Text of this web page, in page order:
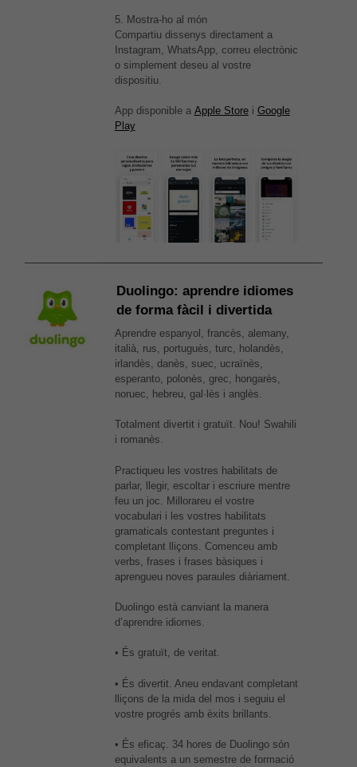
5. Mostra-ho al món
Compartiu dissenys directament a
Instagram, WhatsApp, correu electrònic
o simplement deseu al vostre
dispositiu.
App disponible a Apple Storei Google
Play
Duolingo: aprendre idiomes
de forma fàcil i divertida
Aprendre espanyol, francès, alemany,
italià, rus, portuguès, turc, holandès,
irlandès, danès, suec, ucraïnès,
esperanto, polonès, grec, hongarès,
noruec, hebreu, gal·lès i anglès.
Totalment divertit i gratuït. Nou! Swahili
i romanès.
Practiqueu les vostres habilitats de
parlar, llegir, escoltar i escriure mentre
feu un joc. Millorareu el vostre
vocabulari i les vostres habilitats
gramaticals contestant preguntes i
completant lliçons. Comenceu amb
verbs, frases i frases bàsiques i
aprengueu noves paraules diàriament.
Duolingo està canviant la manera
d’aprendre idiomes.
• És gratuït, de veritat.
• És divertit. Aneu endavant completant
lliçons de la mida del mos i seguiu el
vostre progrés amb èxits brillants.
• És eficaç. 34 hores de Duolingo són
equivalents a un semestre de formació